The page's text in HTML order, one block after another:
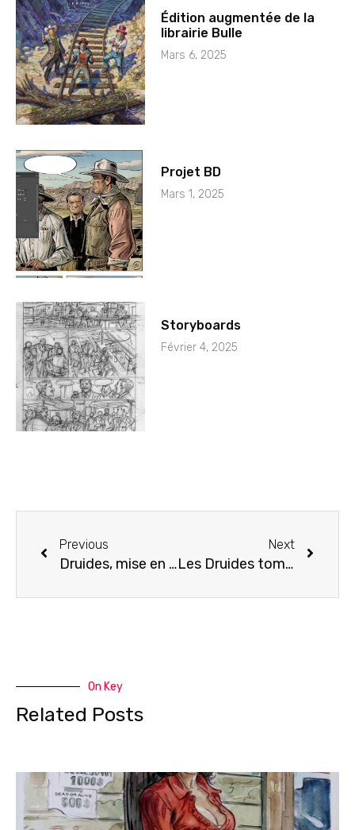
Édition augmentée de la
librairie Bulle
Mars 6, 2025
Projet BD
Mars 1, 2025
Storyboards
Février 4, 2025
Previous
Druides, mise en couleurs
Next
Les Druides tome 6- Sortie en mars 2012.
On Key
Related Posts